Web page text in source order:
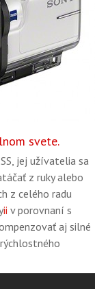
svete.
jej užívatelia sa
z ruky alebo
z celého radu
ii v porovnaní s
aj silné